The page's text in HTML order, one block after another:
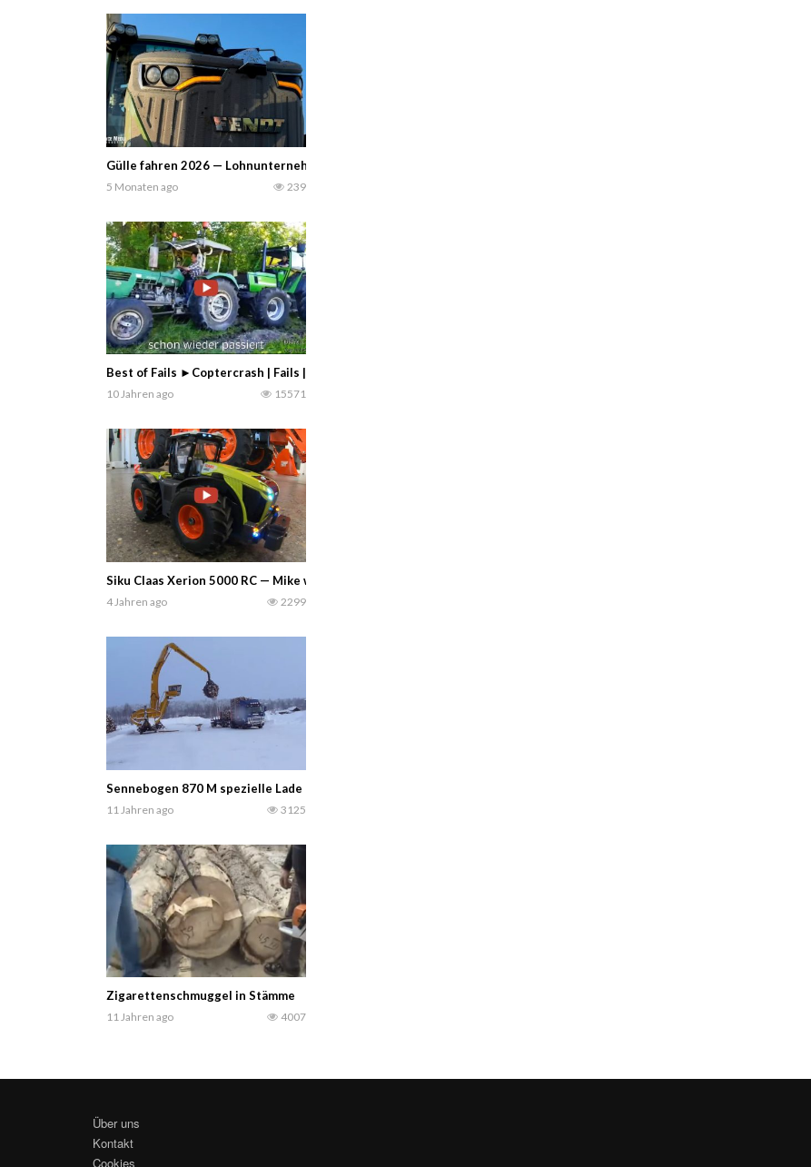
Gülle fahren 2026 — Lohnunternehmen Marquardt aus Warsow. Zum Einsatz kommt ein Fendt 939 Vario Sonderedition
5 Monaten ago 239
Best of Fails ►Coptercrash | Fails | GoPro | Outtakes uvm. — Die Murnauer Agrartechnik
10 Jahren ago 15571
Siku Claas Xerion 5000 RC — Mike wirft einen Blick auf das per Bluetooth App gesteuerte ferngesteuerte Spielzeug Siku
4 Jahren ago 2299
Sennebogen 870 M spezielle Lade Holz auf LKW
11 Jahren ago 3125
Zigarettenschmuggel in Stämme
11 Jahren ago 4007
Über uns
Kontakt
Cookies